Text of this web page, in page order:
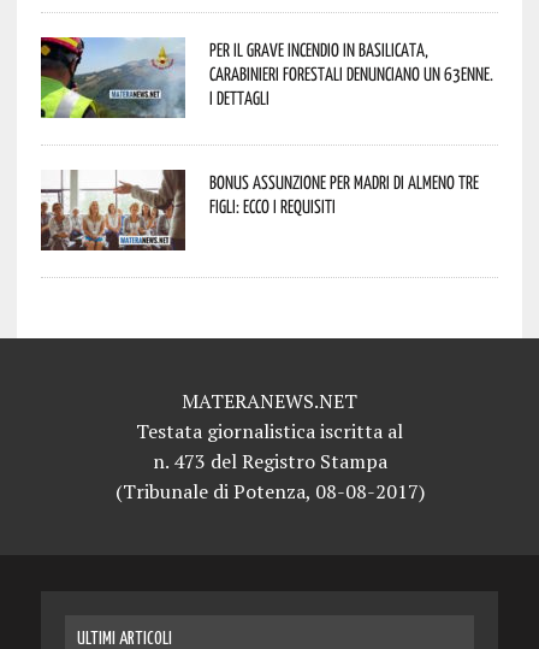
Per il grave incendio in Basilicata,
Carabinieri forestali denunciano un 63enne.
I dettagli
Bonus assunzione per madri di almeno tre
figli: ecco i requisiti
MATERANEWS.NET
Testata giornalistica iscritta al
n. 473 del Registro Stampa
(Tribunale di Potenza, 08-08-2017)
ULTIMI ARTICOLI